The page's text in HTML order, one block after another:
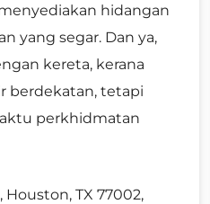
hidangan
yang segar. Dan ya,
kereta, kerana
berdekatan, tetapi
perkhidmatan
Houston, TX 77002,